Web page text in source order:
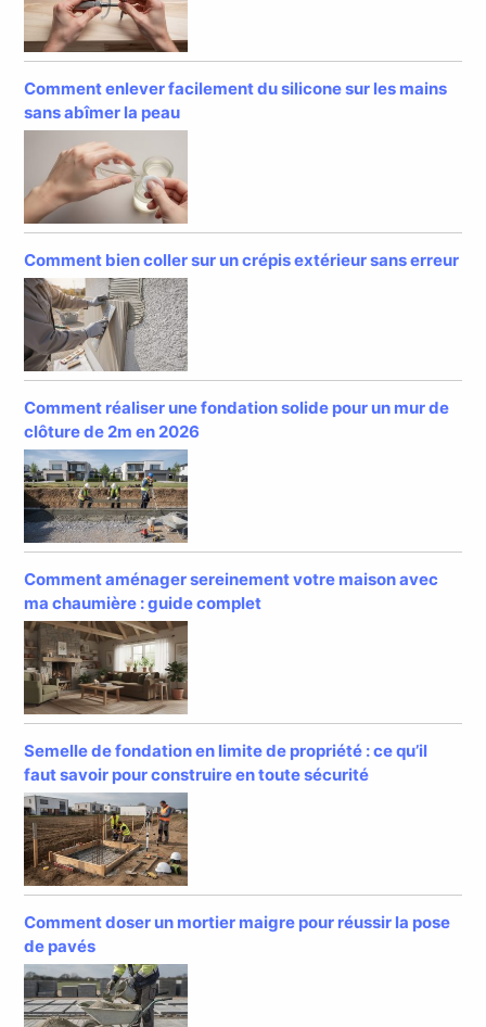
Comment enlever facilement du silicone sur les mains
sans abîmer la peau
Comment bien coller sur un crépis extérieur sans erreur
Comment réaliser une fondation solide pour un mur de
clôture de 2m en 2026
Comment aménager sereinement votre maison avec
ma chaumière : guide complet
Semelle de fondation en limite de propriété : ce qu’il
faut savoir pour construire en toute sécurité
Comment doser un mortier maigre pour réussir la pose
de pavés